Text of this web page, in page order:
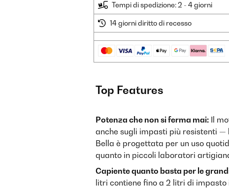
Tempi di spedizione: 2 - 4 giorni
14 giorni diritto di recesso
Top Features
Potenza che non si ferma mai: Il
anche sugli impasti più resistenti
Bella è progettata per un uso
quanto in piccoli laboratori
Capiente quanto basta per le
litri contiene fino a 2 litri di